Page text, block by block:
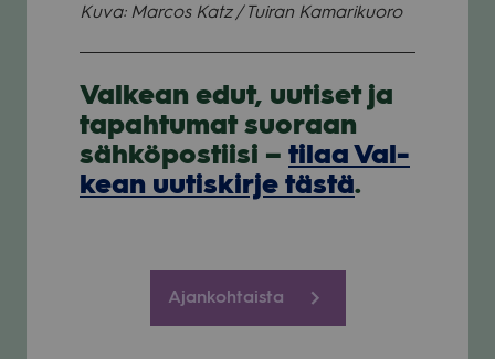
Kuva: Marcos Katz / Tui­ran Kama­ri­kuoro
Val­kean edut, uuti­set ja
tapah­tu­mat suo­raan
säh­kö­pos­tiisi – tilaa Val­
kean uutis­kirje tästä.
Ajankohtaista